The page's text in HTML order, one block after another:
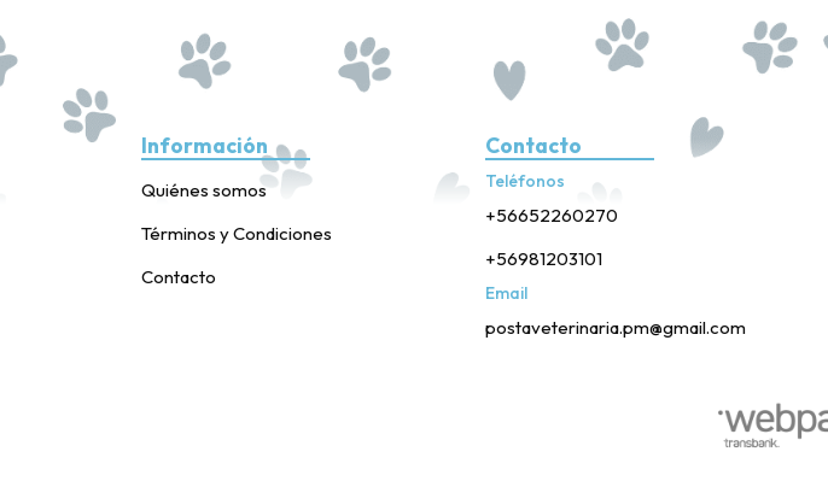
Información
Quiénes somos
Términos y Condiciones
Contacto
Contacto
Teléfonos
+56652260270
+56981203101
Email
postaveterinaria.pm@gmail.com